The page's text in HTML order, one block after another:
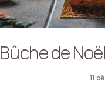
Bûche de
11